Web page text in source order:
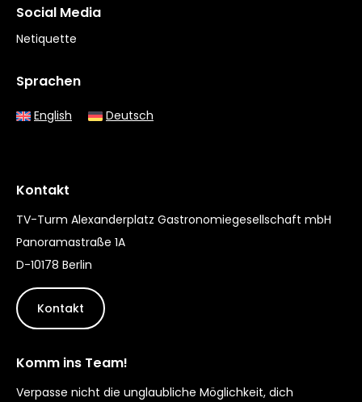
Social Media
Netiquette
Sprachen
English Deutsch
Kontakt
TV-Turm Alexanderplatz Gastronomiegesellschaft mbH
Panoramastraße 1A
D-10178 Berlin
Kontakt
Komm ins Team!
Verpasse nicht die unglaubliche Möglichkeit, dich